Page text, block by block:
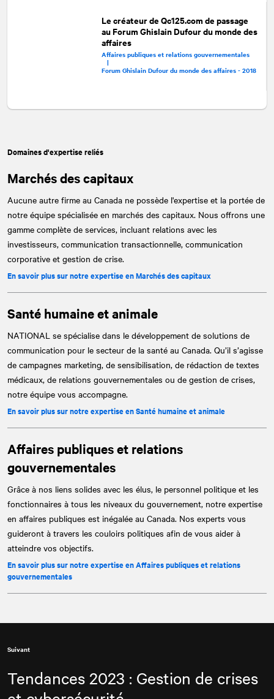
Le créateur de Qc125.com de passage
au Forum Ghislain Dufour du monde des
affaires
Affaires publiques et relations gouvernementales
|
Forum Ghislain Dufour du monde des affaires - 2018
Domaines d'expertise reliés
Marchés des capitaux
Aucune autre firme au Canada ne possède l'expertise et la portée de
notre équipe spécialisée en marchés des capitaux. Nous offrons une
gamme complète de services, incluant relations avec les
investisseurs, communication transactionnelle, communication
corporative et gestion de crise.
En savoir plus sur notre expertise en Marchés des capitaux
Santé humaine et animale
NATIONAL se spécialise dans le développement de solutions de
communication pour le secteur de la santé au Canada. Qu’il s’agisse
de campagnes marketing, de sensibilisation, de rédaction de textes
médicaux, de relations gouvernementales ou de gestion de crises,
notre équipe vous accompagne.
En savoir plus sur notre expertise en Santé humaine et animale
Affaires publiques et relations
gouvernementales
Grâce à nos liens solides avec les élus, le personnel politique et les
fonctionnaires à tous les niveaux du gouvernement, notre expertise
en affaires publiques est inégalée au Canada. Nos experts vous
guideront à travers les couloirs politiques afin de vous aider à
atteindre vos objectifs.
En savoir plus sur notre expertise en Affaires publiques et relations
gouvernementales
Suivant
Tendances 2023 : Gestion de crises